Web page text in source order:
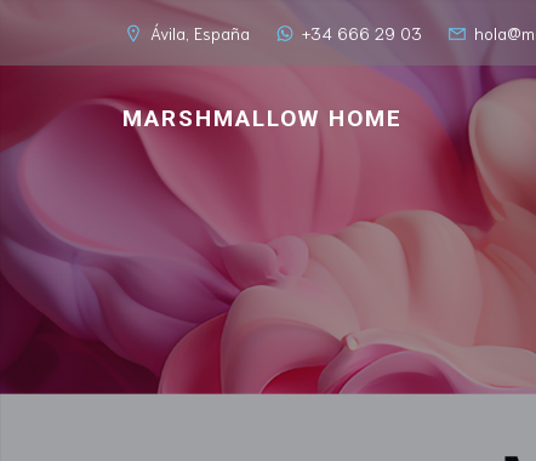
Ávila, España +34 666 29 03
MARSHMALLOW HOME